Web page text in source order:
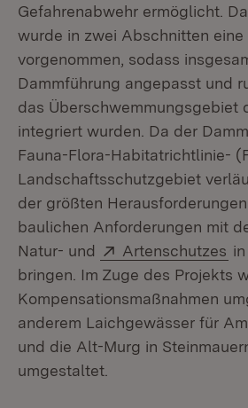
Gefahrenabwehr ermöglicht.
wurde in zwei Abschnitten
vorgenommen, sodass
Dammführung angepasst und
das Überschwemmungsgebiet
integriert wurden. Da der
Fauna-Flora-Habitatrichtlinie-
Landschaftsschutzgebiet
der größten
baulichen Anforderungen mit
Natur- und
Extern:
Artenschutzes
bringen. Im Zuge des Projekts
Kompensationsmaßnahmen
anderem Laichgewässer für
und die Alt-Murg in
umgestaltet.